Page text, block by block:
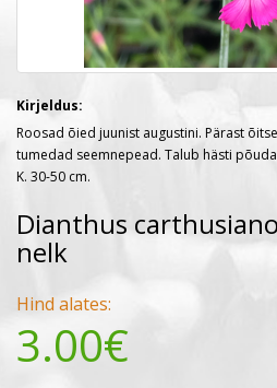
Kirjeldus:
Roosad õied juunist augustini. Pärast
tumedad seemnepead. Talub hästi
K. 30-50 cm.
Dianthus
nelk
3.00€
Hind alates: